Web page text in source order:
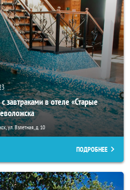
завтраками в отеле «Старые
ул. Взлетная, д. 10
ПОДРОБНЕЕ